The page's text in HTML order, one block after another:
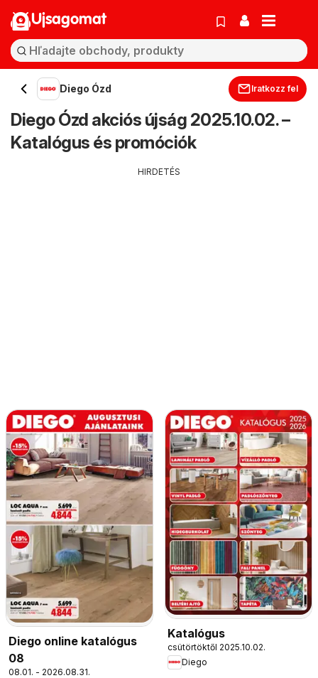
Ujsagomat
Diego Ózd Iratkozz fel
Diego Ózd akciós újság 2025.10.02. –
Katalógus és promóciók
HIRDETÉS
Diego online katalógus
08
08.01. - 2026.08.31.
Katalógus
csütörtöktől 2025.10.02.
Diego